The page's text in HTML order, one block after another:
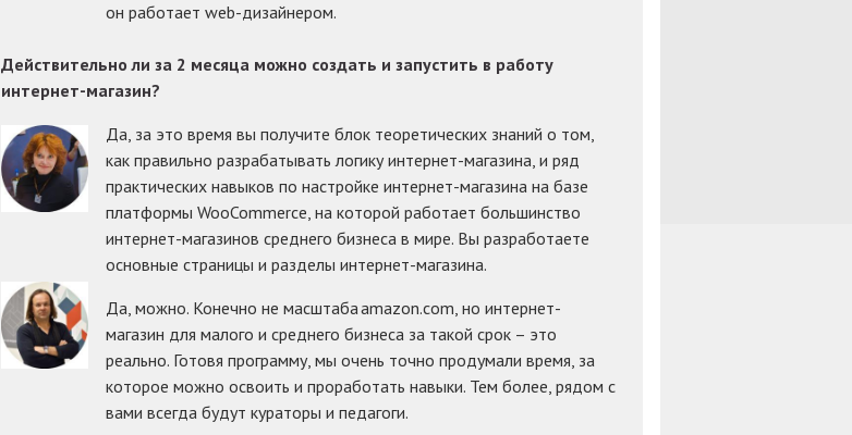
он работает web-дизайнером.
Действительно ли за 2 месяца можно создать и запустить в работу
интернет-магазин?
Да, за это время вы получите блок теоретических знаний о том,
как правильно разрабатывать логику интернет-магазина, и ряд
практических навыков по настройке интернет-магазина на базе
платформы WooCommerce, на которой работает большинство
интернет-магазинов среднего бизнеса в мире. Вы разработаете
основные страницы и разделы интернет-магазина.
Да, можно. Конечно не масштаба amazon.com, но интернет-
магазин для малого и среднего бизнеса за такой срок – это
реально. Готовя программу, мы очень точно продумали время, за
которое можно освоить и проработать навыки. Тем более, рядом с
вами всегда будут кураторы и педагоги.